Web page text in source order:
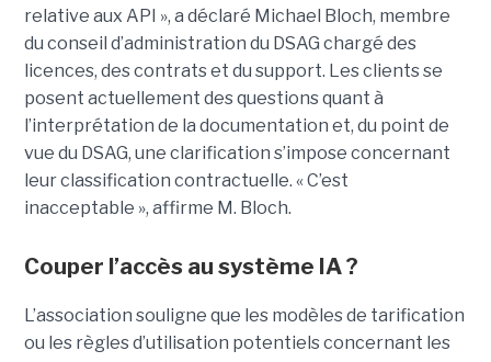
relative aux API », a déclaré Michael Bloch, membre
du conseil d’administration du DSAG chargé des
licences, des contrats et du support. Les clients se
posent actuellement des questions quant à
l’interprétation de la documentation et, du point de
vue du DSAG, une clarification s’impose concernant
leur classification contractuelle. « C’est
inacceptable », affirme M. Bloch.
Couper l’accès au système IA ?
L’association souligne que les modèles de tarification
ou les règles d’utilisation potentiels concernant les